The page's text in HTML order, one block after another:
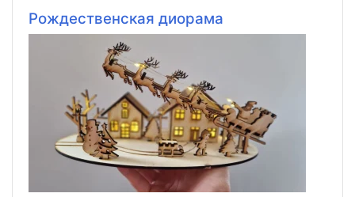
Рождественская диорама